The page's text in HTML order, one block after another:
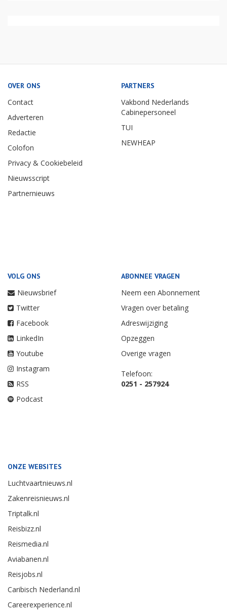
OVER ONS
Contact
Adverteren
Redactie
Colofon
Privacy & Cookiebeleid
Nieuwsscript
Partnernieuws
PARTNERS
Vakbond Nederlands
Cabinepersoneel
TUI
NEWHEAP
VOLG ONS
Nieuwsbrief
Twitter
Facebook
LinkedIn
Youtube
Instagram
RSS
Podcast
ABONNEE VRAGEN
Neem een Abonnement
Vragen over betaling
Adreswijziging
Opzeggen
Overige vragen
Telefoon:
0251 - 257924
ONZE WEBSITES
Luchtvaartnieuws.nl
Zakenreisnieuws.nl
Triptalk.nl
Reisbizz.nl
Reismedia.nl
Aviabanen.nl
Reisjobs.nl
Caribisch Nederland.nl
Careerexperience.nl